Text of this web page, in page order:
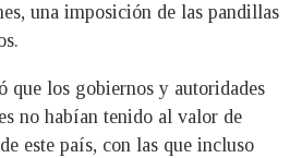
una imposición de las pandillas
que los gobiernos y autoridades
no habían tenido al valor de
este país, con las que incluso